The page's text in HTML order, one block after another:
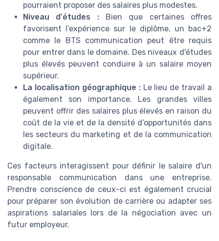
pourraient proposer des salaires plus modestes.
Niveau d'études :Bien que certaines offres
favorisent l’expérience sur le diplôme, un bac+2
comme le BTS communication peut être requis
pour entrer dans le domaine. Des niveaux d'études
plus élevés peuvent conduire à un salaire moyen
supérieur.
La localisation géographique :Le lieu de travail a
également son importance. Les grandes villes
peuvent offrir des salaires plus élevés en raison du
coût de la vie et de la densité d’opportunités dans
les secteurs du marketing et de la communication
digitale.
Ces facteurs interagissent pour définir le salaire d'un
responsable communication dans une entreprise.
Prendre conscience de ceux-ci est également crucial
pour préparer son évolution de carrière ou adapter ses
aspirations salariales lors de la négociation avec un
futur employeur.